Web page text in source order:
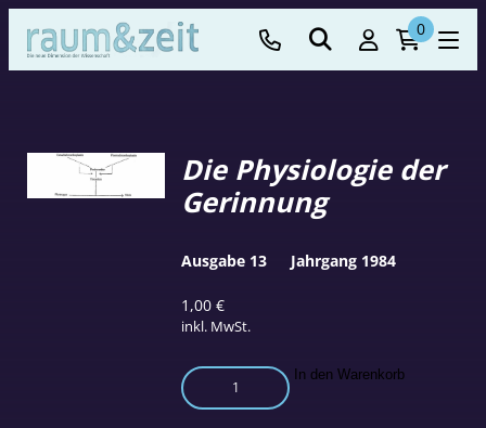
0
Die Physiologie der
Gerinnung
1,00€
inkl. MwSt.
Die
Physiologie
In den Warenkorb
Ausgabe 13 Jahrgang 1984